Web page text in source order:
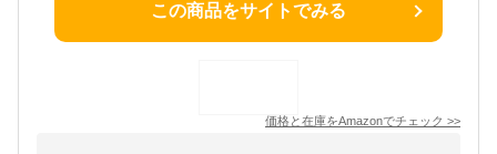
この商品をサイトでみる
価格と在庫をAmazonでチェック >>